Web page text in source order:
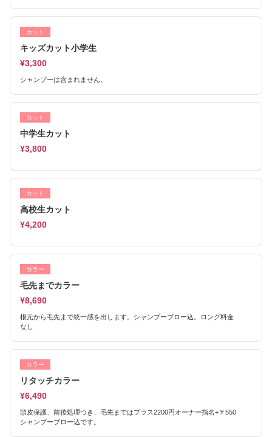
カット
キッズカット小学生
¥3,300
シャンプーは含まれません。
カット
中学生カット
¥3,800
カット
高校生カット
¥4,200
カラー
毛先までカラー
¥8,690
根元から毛先まで統一感を出します。シャンプーブロー込。ロング料金
なし
カラー
リタッチカラー
¥6,490
頭皮保護、前後処理つき、毛先まではプラス2200円オーナー指名+￥550
シャンプーブロー込です。